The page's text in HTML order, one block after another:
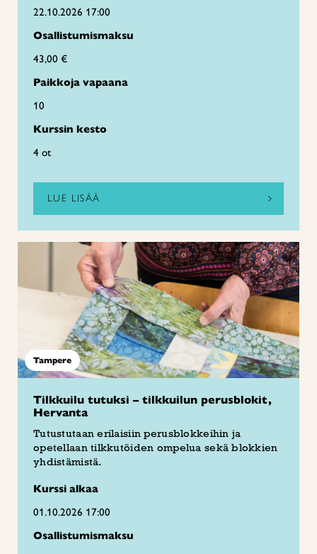
22.10.2026 17:00
Osallistumismaksu
43,00 €
Paikkoja vapaana
10
Kurssin kesto
4 ot
LUE LISÄÄ
Tampere
Tilkkuilu tutuksi – tilkkuilun perusblokit,
Hervanta
Tutustutaan erilaisiin perusblokkeihin ja
opetellaan tilkkutöiden ompelua sekä blokkien
yhdistämistä.
Kurssi alkaa
01.10.2026 17:00
Osallistumismaksu